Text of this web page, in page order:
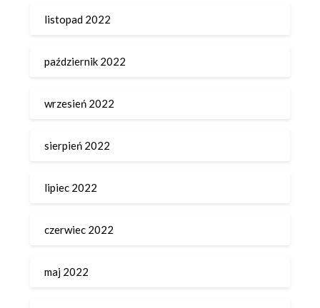
listopad 2022
październik 2022
wrzesień 2022
sierpień 2022
lipiec 2022
czerwiec 2022
maj 2022